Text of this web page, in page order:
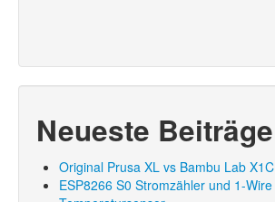
Neueste Beiträge
Original Prusa XL vs Bambu Lab X1C
ESP8266 S0 Stromzähler und 1-Wire